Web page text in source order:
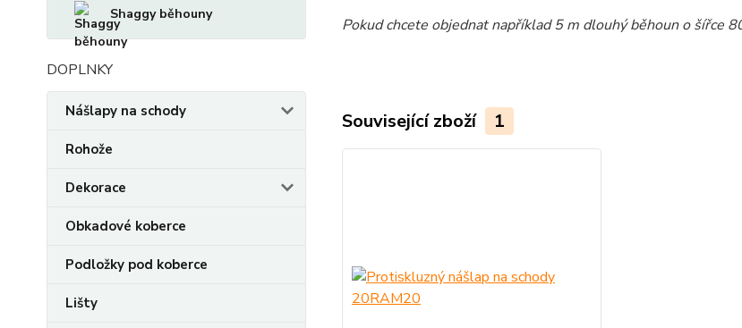
Shaggy běhouny
DOPLNKY
Nášlapy na schody
Rohože
Dekorace
Obkadové koberce
Podložky pod koberce
Lišty
Pokud chcete objednat například 5 m dlouhý běhoun o šířce
Související zboží 1